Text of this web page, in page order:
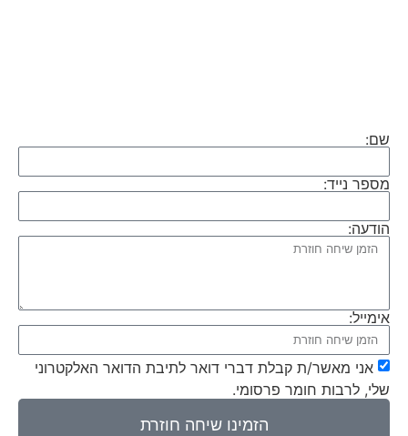
שם:
מספר נייד:
הודעה:
אימייל:
אני מאשר/ת קבלת דברי דואר לתיבת הדואר האלקטרוני
שלי, לרבות חומר פרסומי.
הזמינו שיחה חוזרת